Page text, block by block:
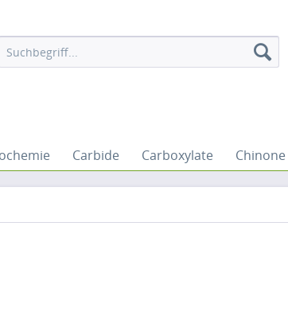
Carbide Carboxylate Chinone